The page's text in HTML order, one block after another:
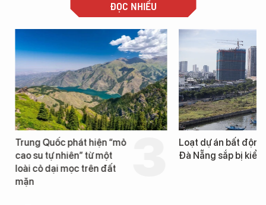
ĐỌC NHIỀU
Trung Quốc phát hiện “mỏ
cao su tự nhiên” từ một
loài cỏ dại mọc trên đất
mặn
Loạt dự án bất động
Đà Nẵng sắp bị kiểm